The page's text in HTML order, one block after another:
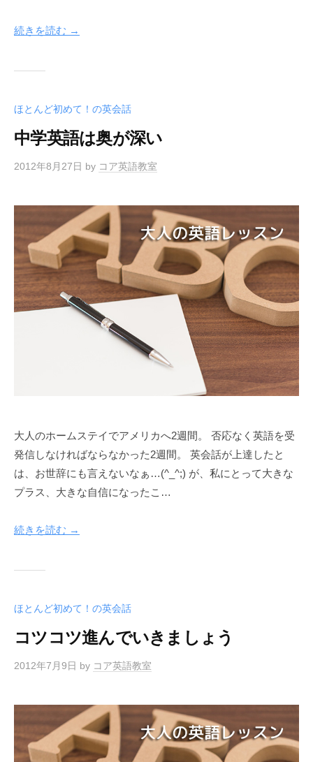
続きを読む →
ほとんど初めて！の英会話
中学英語は奥が深い
2012年8月27日 by コア英語教室
大人のホームステイでアメリカへ2週間。 否応なく英語を受
発信しなければならなかった2週間。 英会話が上達したと
は、お世辞にも言えないなぁ…(^_^;) が、私にとって大きな
プラス、大きな自信になったこ…
続きを読む →
ほとんど初めて！の英会話
コツコツ進んでいきましょう
2012年7月9日 by コア英語教室